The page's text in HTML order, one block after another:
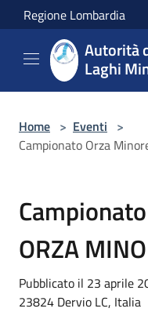
Salta al contenuto principale
Regione Lombardia
Autorità
Laghi
Home > Eventi >
Campionato Orza
ORZA
Pubblicato il 23 aprile
23824 Dervio LC, Italia